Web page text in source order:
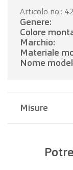
Articolo no.:
Genere:
Colore
Marchio:
Materiale
Nome
Misure